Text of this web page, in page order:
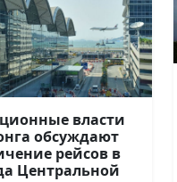
власти
обсуждают
рейсов в
Центральной